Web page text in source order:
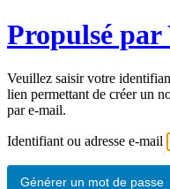
Propulsé par
Veuillez saisir votre
lien permettant de créer un
par e-mail.
Identifiant ou adresse e-mail